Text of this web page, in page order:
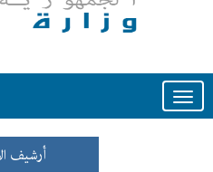
Toggle
أرشيف